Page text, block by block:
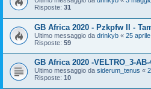
Risposte: 31
GB Africa 2020 - Pzkpfw II -
Ultimo messaggio da drinkyb « 25
Risposte: 59
GB Africa 2020 -VELTRO_3-
Ultimo messaggio da siderum_tenus «
Risposte: 10